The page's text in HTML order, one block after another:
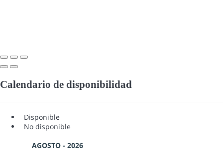
Calendario de disponibilidad
Disponible
No disponible
AGOSTO - 2026